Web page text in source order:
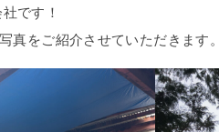
です！
をご紹介させていただきます。